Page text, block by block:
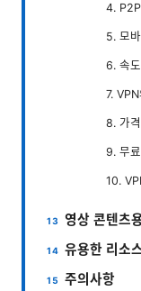
4.
5. 모
6. 속
7.
8. 가
9. 무
10.
영상 콘텐츠
유용한 리소
주의사항